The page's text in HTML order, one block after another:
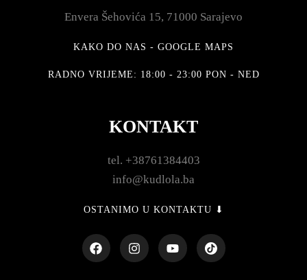
Envera Šehovića 15, 71000 Sarajevo
KAKO DO NAS - GOOGLE MAPS
RADNO VRIJEME: 18:00 - 23:00 PON - NED
KONTAKT
tel. +38761384403
info@kudlola.ba
OSTANIMO U KONTAKTU ⬇